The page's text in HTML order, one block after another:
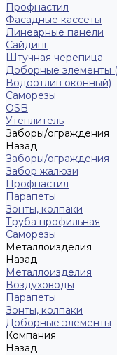
Профнастил
Фасадные кассеты
Линеарные панели
Сайдинг
Штучная черепица
Доборные элементы
Водоотлив оконный)
Саморезы
OSB
Утеплитель
Заборы/ограждения
Назад
Заборы/ограждения
Забор жалюзи
Профнастил
Парапеты
Зонты, колпаки
Труба профильная
Саморезы
Металлоизделия
Назад
Металлоизделия
Воздуховоды
Парапеты
Зонты, колпаки
Доборные элементы
Компания
Назад